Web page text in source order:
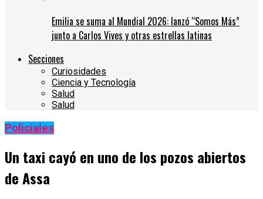
Emilia se suma al Mundial 2026: lanzó “Somos Más”
junto a Carlos Vives y otras estrellas latinas
Secciones
Curiosidades
Ciencia y Tecnología
Salud
Salud
Policiales
Un taxi cayó en uno de los pozos abiertos
de Assa